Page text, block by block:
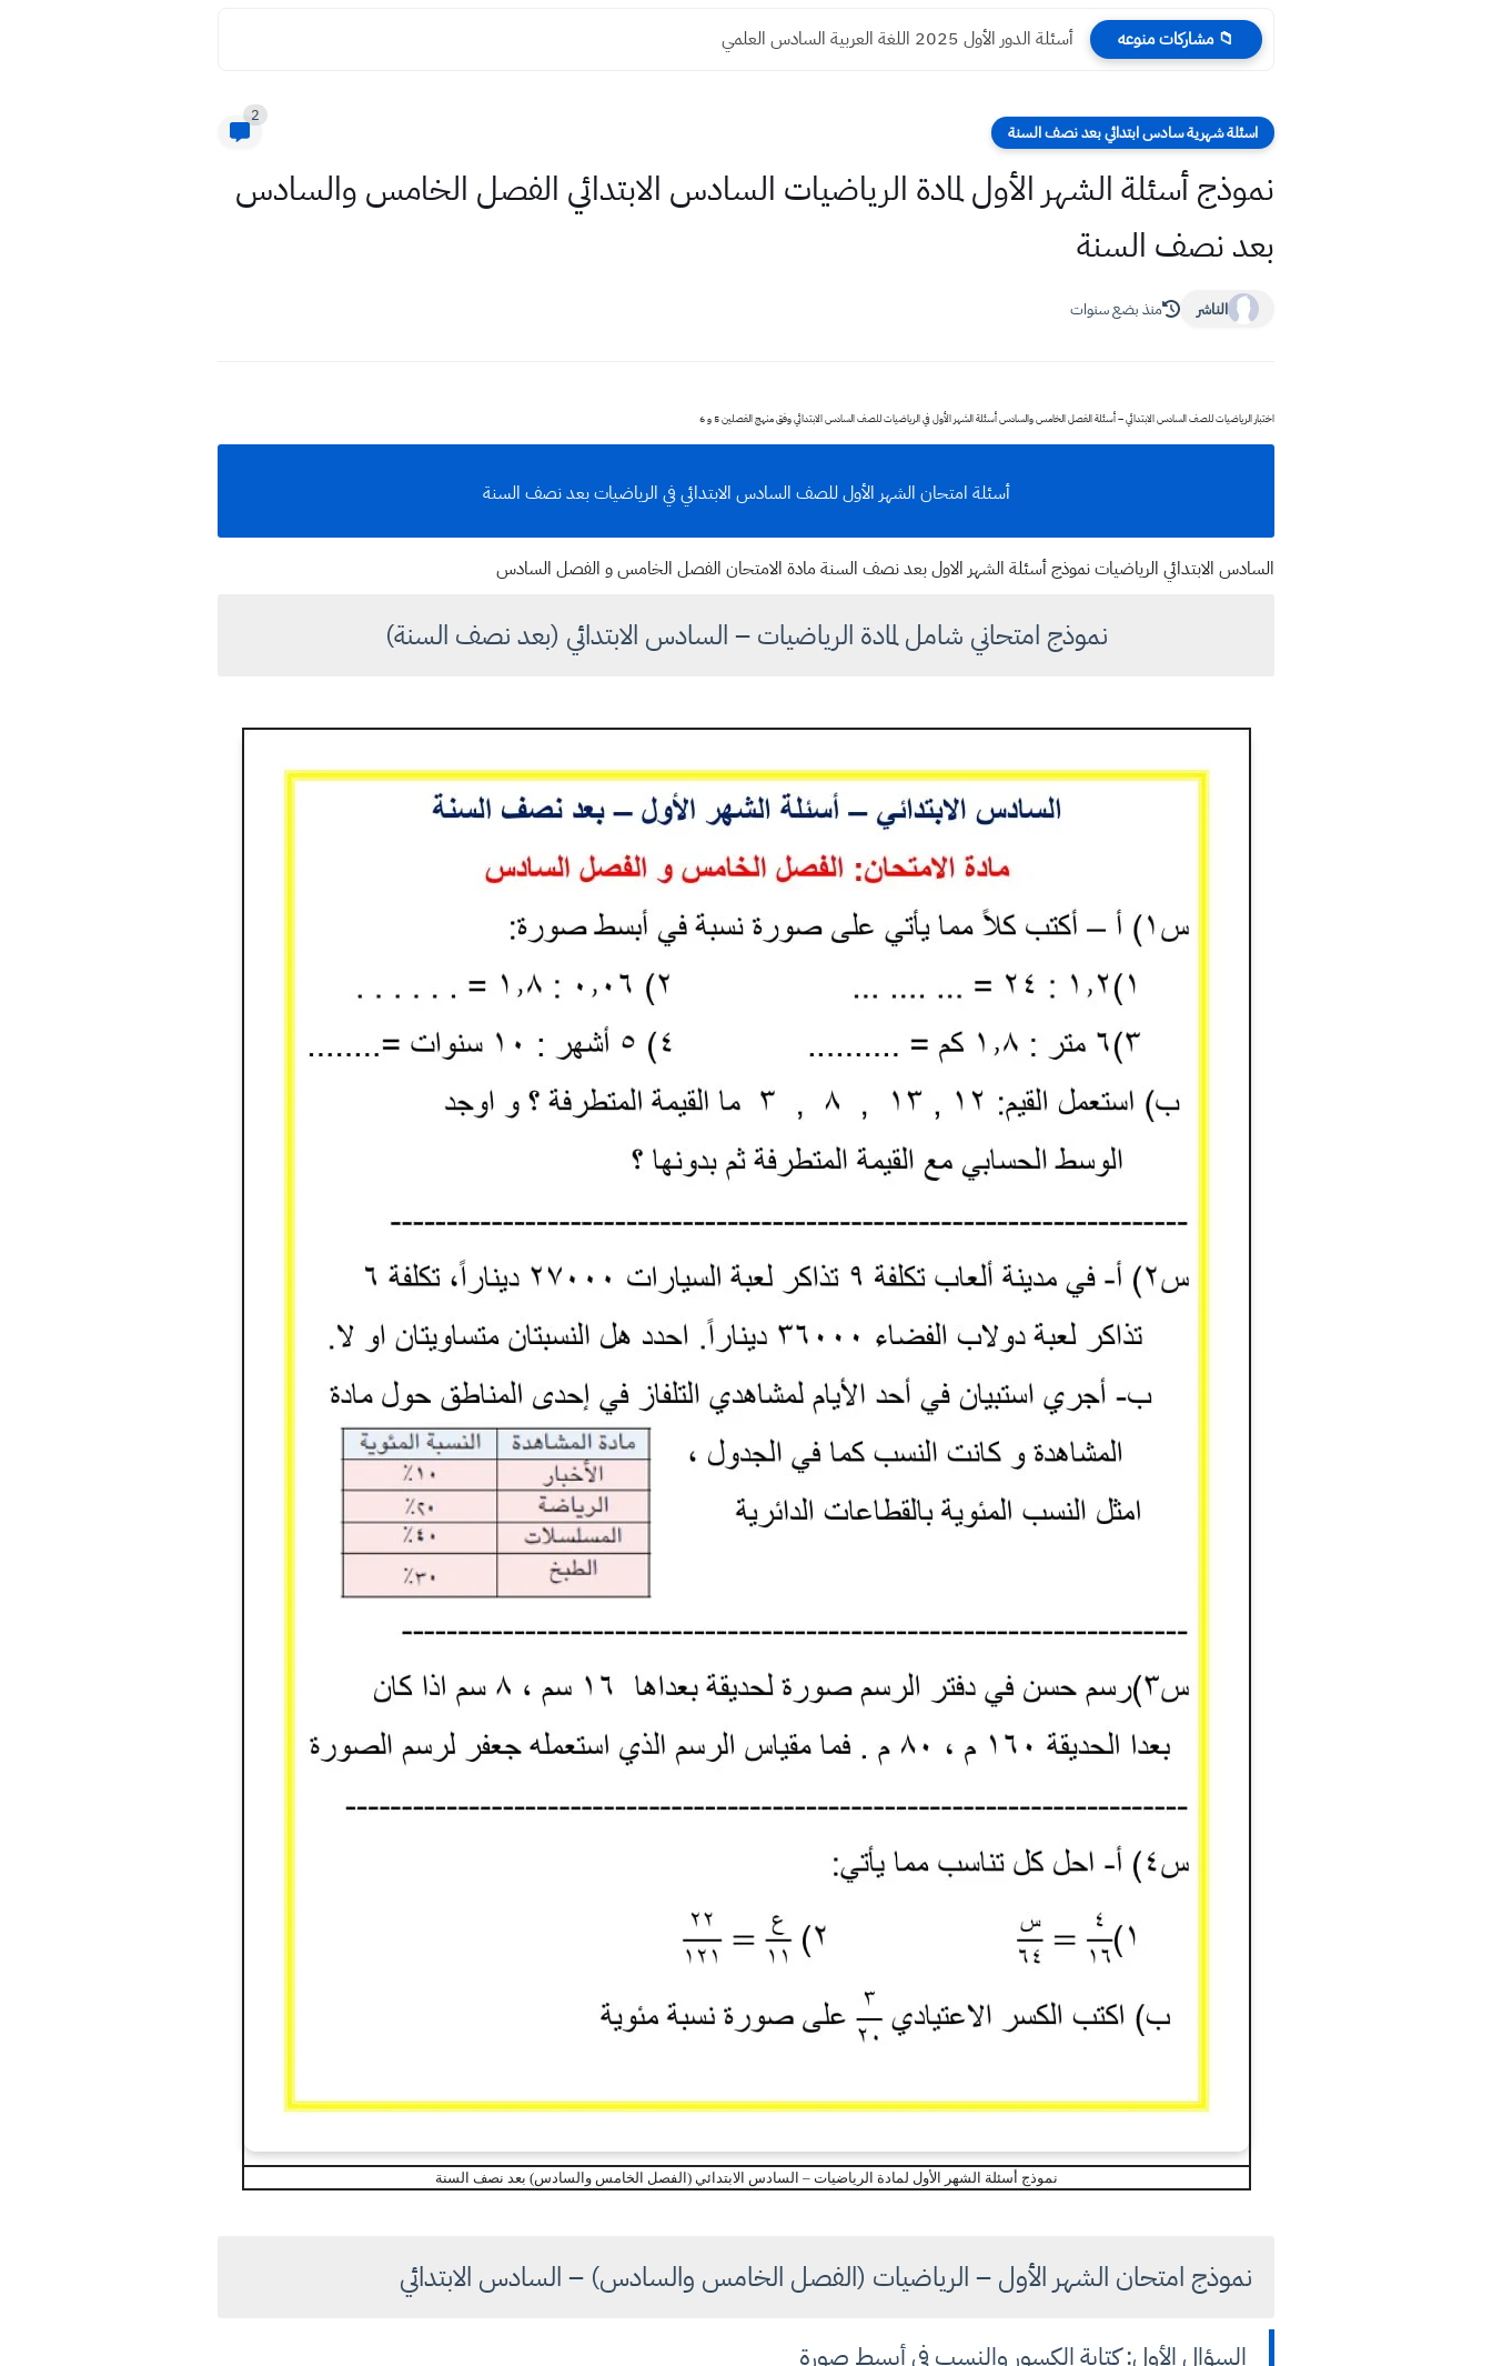
📁 مشاركات منوعه أسئلة الدور الأول 2025 اللغة العربية السادس العلمي
اسئلة شهرية سادس ابتدائي بعد نصف السنة
2
نموذج أسئلة الشهر الأول لمادة الرياضيات السادس الابتدائي الفصل الخامس والسادس
بعد نصف السنة
الناشر منذ بضع سنوات
اختبار الرياضيات للصف السادس الابتدائي – أسئلة الفصل الخامس والسادس أسئلة الشهر الأول في الرياضيات للصف السادس الابتدائي وفق منهج الفصلين 5 و 6
أسئلة امتحان الشهر الأول للصف السادس الابتدائي في الرياضيات بعد نصف السنة
السادس الابتدائي الرياضيات نموذج أسئلة الشهر الاول بعد نصف السنة مادة الامتحان الفصل الخامس و الفصل السادس
نموذج امتحاني شامل لمادة الرياضيات – السادس الابتدائي (بعد نصف السنة)
نموذج أسئلة الشهر الأول لمادة الرياضيات – السادس الابتدائي (الفصل الخامس والسادس) بعد نصف السنة
نموذج امتحان الشهر الأول – الرياضيات (الفصل الخامس والسادس) – السادس الابتدائي
السؤال الأول: كتابة الكسور والنسب في أبسط صورة